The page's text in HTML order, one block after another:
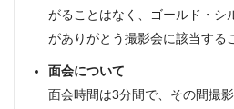
がることはなく、ゴールド・シ
がありがとう撮影会に該当する
面会について
面会時間は3分間で、その間撮